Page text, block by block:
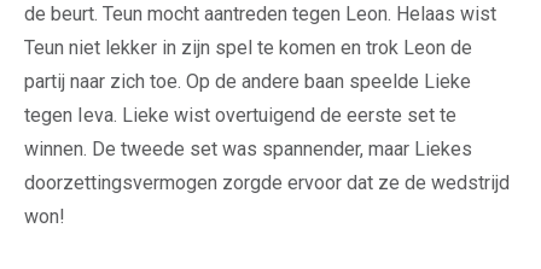
de beurt. Teun mocht aantreden tegen Leon. Helaas wist
Teun niet lekker in zijn spel te komen en trok Leon de
partij naar zich toe. Op de andere baan speelde Lieke
tegen Ieva. Lieke wist overtuigend de eerste set te
winnen. De tweede set was spannender, maar Liekes
doorzettingsvermogen zorgde ervoor dat ze de wedstrijd
won!